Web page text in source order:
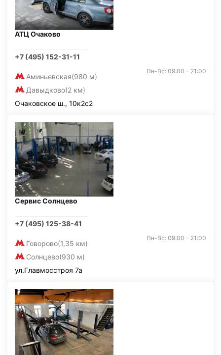
АТЦ Очаково
+7 (495) 152-31-11
Аминьевская(980 м)
Давыдково(2 км)
Пн-Вс: 09:00 - 21:00
Очаковское ш., 10к2с2
Сервис Солнцево
+7 (495) 125-38-41
Говорово(1,35 км)
Солнцево(930 м)
Пн-Вс: 09:00 - 21:00
ул.Главмосстроя 7а